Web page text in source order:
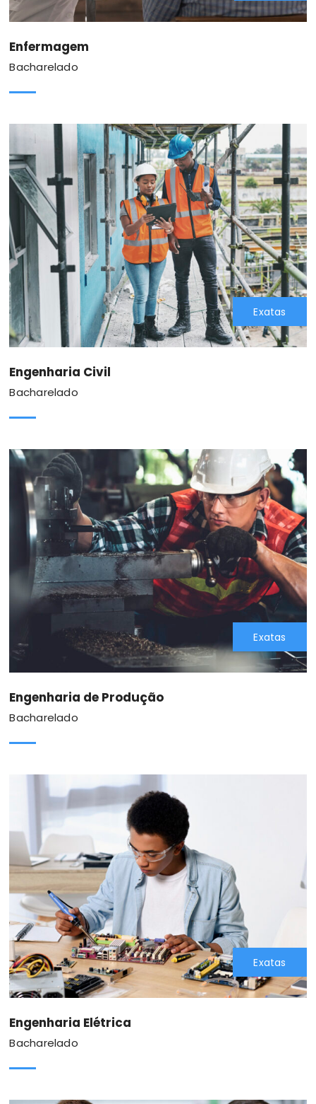
Enfermagem
Bacharelado
Exatas
Engenharia Civil
Bacharelado
Exatas
Engenharia de Produção
Bacharelado
Exatas
Engenharia Elétrica
Bacharelado